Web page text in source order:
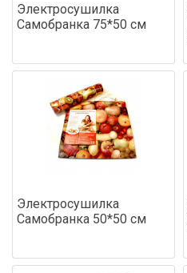
Электросушилка
Самобранка 75*50 см
Электросушилка
Самобранка 50*50 см